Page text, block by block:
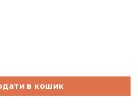
сорт Вайн Голд Т3 2 роки
в кошик